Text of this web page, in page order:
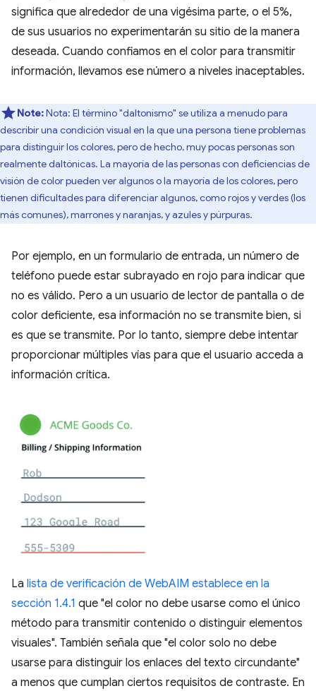
significa que alrededor de una vigésima parte, o el 5%,
de sus usuarios no experimentarán su sitio de la manera
deseada. Cuando confiamos en el color para transmitir
información, llevamos ese número a niveles inaceptables.
Note:Nota: El término "daltonismo" se utiliza a menudo para
describir una condición visual en la que una persona tiene problemas
para distinguir los colores, pero de hecho, muy pocas personas son
realmente daltónicas. La mayoría de las personas con deficiencias de
visión de color pueden ver algunos o la mayoría de los colores, pero
tienen dificultades para diferenciar algunos, como rojos y verdes (los
más comunes), marrones y naranjas, y azules y púrpuras.
Por ejemplo, en un formulario de entrada, un número de
teléfono puede estar subrayado en rojo para indicar que
no es válido. Pero a un usuario de lector de pantalla o de
color deficiente, esa información no se transmite bien, si
es que se transmite. Por lo tanto, siempre debe intentar
proporcionar múltiples vías para que el usuario acceda a
información crítica.
La lista de verificación de WebAIM establece en la
sección 1.4.1 que "el color no debe usarse como el único
método para transmitir contenido o distinguir elementos
visuales". También señala que "el color solo no debe
usarse para distinguir los enlaces del texto circundante"
a menos que cumplan ciertos requisitos de contraste. En